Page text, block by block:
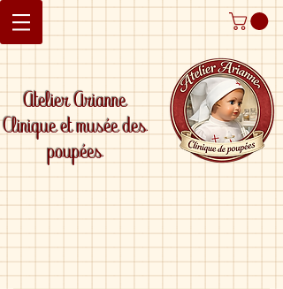
Atelier Arianne
Clinique et musée des
poupées